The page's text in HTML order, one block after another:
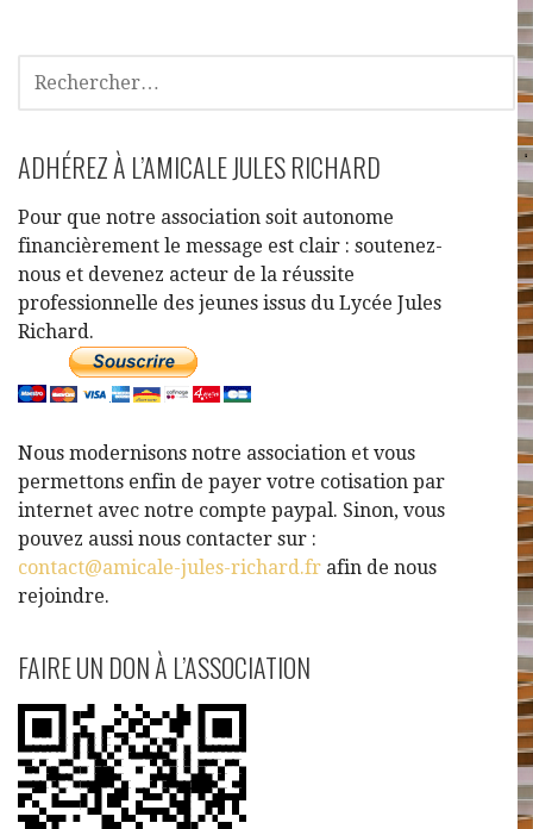
ADHÉREZ À L’AMICALE JULES RICHARD
Pour que notre association soit autonome
financièrement le message est clair : soutenez-
nous et devenez acteur de la réussite
professionnelle des jeunes issus du Lycée Jules
Richard.
Nous modernisons notre association et vous
permettons enfin de payer votre cotisation par
internet avec notre compte paypal. Sinon, vous
pouvez aussi nous contacter sur :
contact@amicale-jules-richard.fr afin de nous
rejoindre.
FAIRE UN DON À L’ASSOCIATION